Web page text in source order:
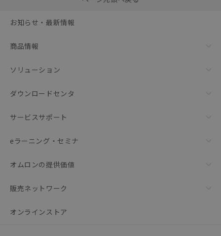
お知らせ・最新情報
商品情報
ソリューション
ダウンロードセンタ
サービスサポート
eラーニング・セミナ
オムロンの提供価値
販売ネットワーク
オンラインストア